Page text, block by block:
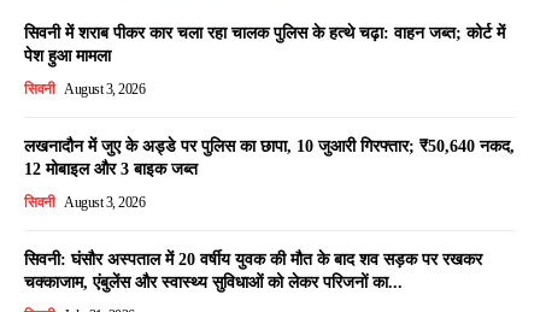
सिवनी में शराब पीकर कार चला रहा चालक पुलिस के हत्थे चढ़ा: वाहन जब्त; कोर्ट में
पेश हुआ मामला
सिवनी August 3, 2026
लखनादौन में जुए के अड्डे पर पुलिस का छापा, 10 जुआरी गिरफ्तार; ₹50,640 नकद,
12 मोबाइल और 3 बाइक जब्त
सिवनी August 3, 2026
सिवनी: घंसौर अस्पताल में 20 वर्षीय युवक की मौत के बाद शव सड़क पर रखकर
चक्काजाम, एंबुलेंस और स्वास्थ्य सुविधाओं को लेकर परिजनों का...